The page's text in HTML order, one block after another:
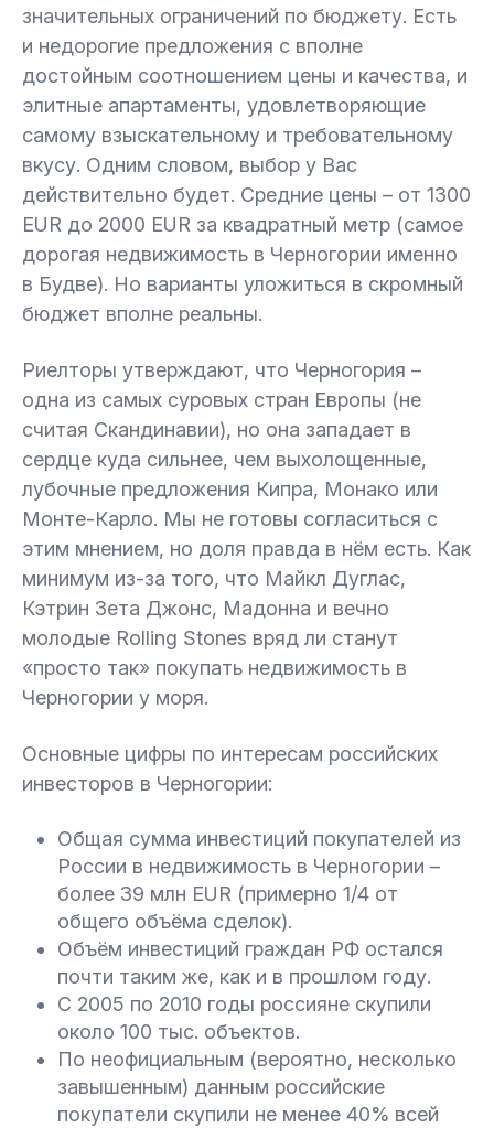
значительных ограничений по бюджету. Есть
и недорогие предложения с вполне
достойным соотношением цены и качества, и
элитные апартаменты, удовлетворяющие
самому взыскательному и требовательному
вкусу. Одним словом, выбор у Вас
действительно будет. Средние цены – от 1300
EUR до 2000 EUR за квадратный метр (самое
дорогая недвижимость в Черногории именно
в Будве). Но варианты уложиться в скромный
бюджет вполне реальны.
Риелторы утверждают, что Черногория –
одна из самых суровых стран Европы (не
считая Скандинавии), но она западает в
сердце куда сильнее, чем выхолощенные,
лубочные предложения Кипра, Монако или
Монте-Карло. Мы не готовы согласиться с
этим мнением, но доля правда в нём есть. Как
минимум из-за того, что Майкл Дуглас,
Кэтрин Зета Джонс, Мадонна и вечно
молодые Rolling Stones вряд ли станут
«просто так» покупать недвижимость в
Черногории у моря.
Основные цифры по интересам российских
инвесторов в Черногории:
Общая сумма инвестиций покупателей из
России в недвижимость в Черногории –
более 39 млн EUR (примерно 1/4 от
общего объёма сделок).
Объём инвестиций граждан РФ остался
почти таким же, как и в прошлом году.
С 2005 по 2010 годы россияне скупили
около 100 тыс. объектов.
По неофициальным (вероятно, несколько
завышенным) данным российские
покупатели скупили не менее 40% всей